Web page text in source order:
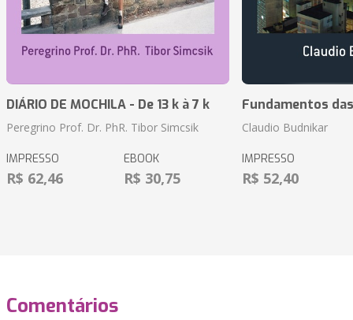
DIÁRIO DE MOCHILA - De 13 k à 7 k
Peregrino Prof. Dr. PhR. Tibor Simcsik
IMPRESSO
R$ 62,46
EBOOK
R$ 30,75
Fundamentos
Claudio Budnikar
IMPRESSO
R$ 52,40
Comentários